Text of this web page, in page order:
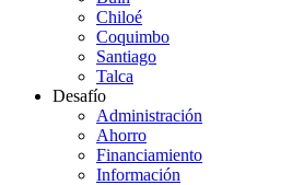
Chiloé
Coquimbo
Santiago
Talca
Desafío
Administración
Ahorro
Financiamiento
Información